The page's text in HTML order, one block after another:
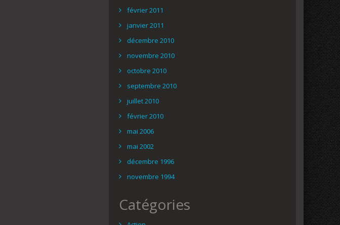
février 2011
janvier 2011
décembre 2010
novembre 2010
octobre 2010
septembre 2010
juillet 2010
février 2010
mai 2006
mai 2002
décembre 1996
novembre 1994
Catégories